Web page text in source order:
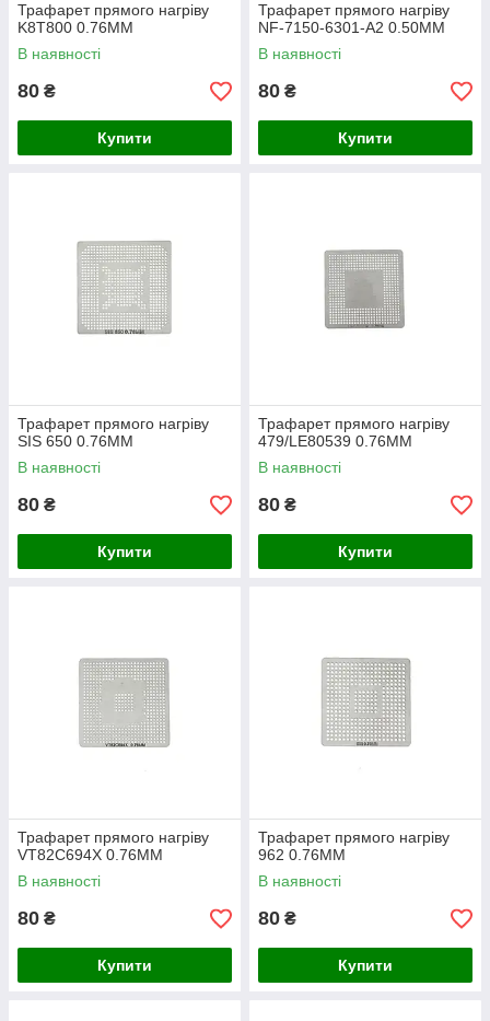
Трафарет прямого нагріву
K8T800 0.76MM
В наявності
80 ₴
Купити
Трафарет прямого нагріву
NF-7150-6301-A2 0.50MM
В наявності
80 ₴
Купити
Трафарет прямого нагріву
SIS 650 0.76MM
В наявності
80 ₴
Купити
Трафарет прямого нагріву
479/LE80539 0.76MM
В наявності
80 ₴
Купити
Трафарет прямого нагріву
VT82C694X 0.76MM
В наявності
80 ₴
Купити
Трафарет прямого нагріву
962 0.76MM
В наявності
80 ₴
Купити